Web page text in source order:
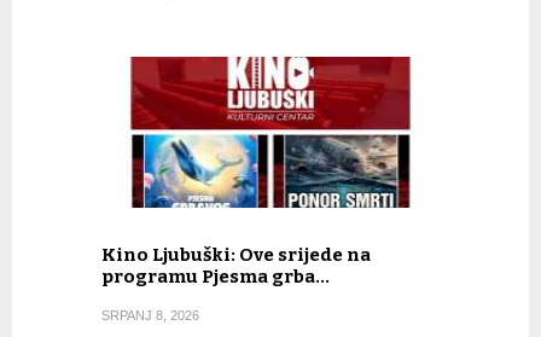
Kino Ljubuški: Ove srijede na
programu Pjesma grba…
SRPANJ 8, 2026